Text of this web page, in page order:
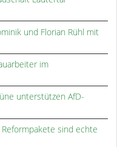
und Florian Rühl mit
im
unterstützen AfD-
sind echte